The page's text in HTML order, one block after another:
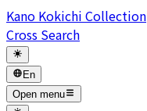
Kano Kokichi Collection
Cross Search
En
Open menu